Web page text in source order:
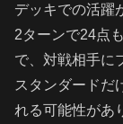
デッキでの活躍
2ターンで24点
で、対戦相手に
スタンダードだ
れる可能性があ